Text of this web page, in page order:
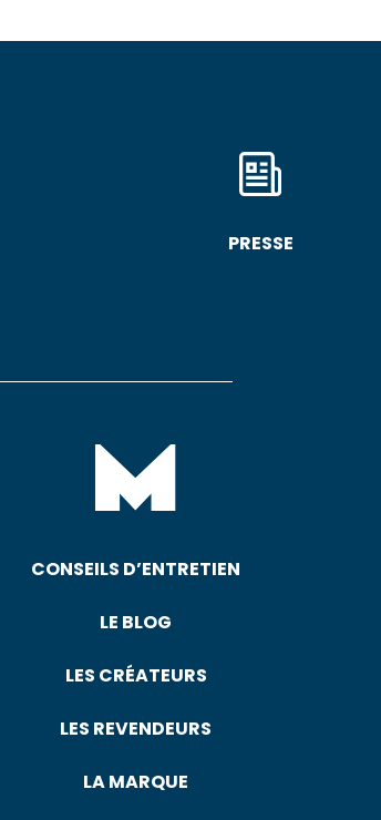
PRESSE
CONSEILS D’ENTRETIEN
LE BLOG
LES CRÉATEURS
LES REVENDEURS
LA MARQUE